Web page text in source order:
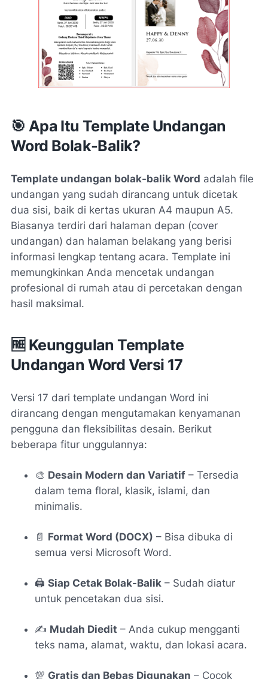
🎯 Apa Itu Template Undangan
Word Bolak-Balik?
Template undangan bolak-balik Word adalah file
undangan yang sudah dirancang untuk dicetak
dua sisi, baik di kertas ukuran A4 maupun A5.
Biasanya terdiri dari halaman depan (cover
undangan) dan halaman belakang yang berisi
informasi lengkap tentang acara. Template ini
memungkinkan Anda mencetak undangan
profesional di rumah atau di percetakan dengan
hasil maksimal.
🆓 Keunggulan Template
Undangan Word Versi 17
Versi 17 dari template undangan Word ini
dirancang dengan mengutamakan kenyamanan
pengguna dan fleksibilitas desain. Berikut
beberapa fitur unggulannya:
🎨 Desain Modern dan Variatif – Tersedia
dalam tema floral, klasik, islami, dan
minimalis.
📄 Format Word (DOCX) – Bisa dibuka di
semua versi Microsoft Word.
🖨️ Siap Cetak Bolak-Balik – Sudah diatur
untuk pencetakan dua sisi.
✍️ Mudah Diedit – Anda cukup mengganti
teks nama, alamat, waktu, dan lokasi acara.
💯 Gratis dan Bebas Digunakan – Cocok